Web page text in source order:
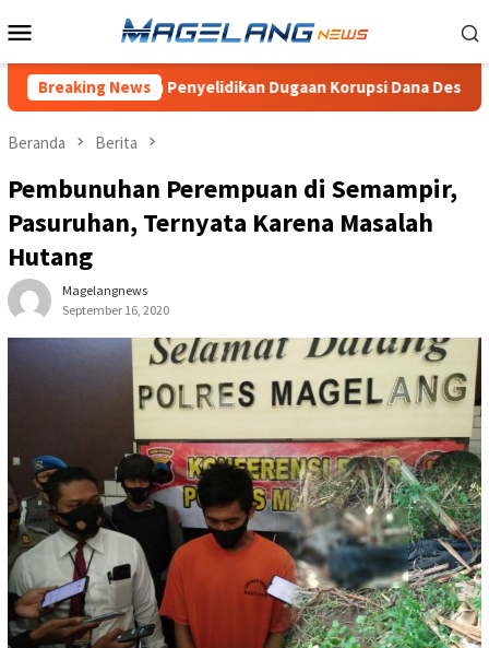
ke
Mobile
Breaking News
Penyelidikan Dugaan Korupsi Dana Desa Wonogiri
Beranda Berita
Pembunuhan Perempuan di Semampir,
Pasuruhan, Ternyata Karena Masalah
Hutang
Magelangnews
September 16, 2020